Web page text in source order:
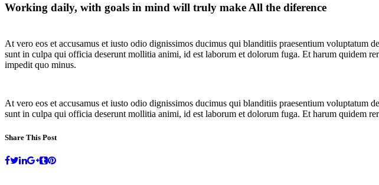
Working daily, with goals in mind will truly make All the diference
At vero eos et accusamus et iusto odio dignissimos ducimus qui blanditiis praesentium voluptatum
sunt in culpa qui officia deserunt mollitia animi, id est laborum et dolorum fuga. Et harum quidem
impedit quo minus.
At vero eos et accusamus et iusto odio dignissimos ducimus qui blanditiis praesentium voluptatum
sunt in culpa qui officia deserunt mollitia animi, id est laborum et dolorum fuga. Et harum quidem
Share This Post